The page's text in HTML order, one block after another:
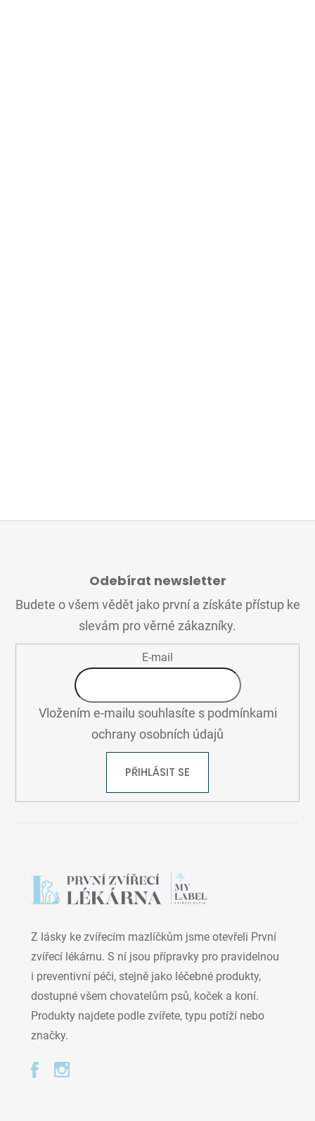
Odebírat newsletter
Budete o všem vědět jako první a získáte přístup ke
slevám pro věrné zákazníky.
E-mail
Vložením e-mailu souhlasíte s podmínkami
ochrany osobních údajů
PŘIHLÁSIT SE
Z lásky ke zvířecím mazlíčkům jsme otevřeli První
zvířecí lékárnu. S ní jsou přípravky pro pravidelnou
i preventivní péči, stejně jako léčebné produkty,
dostupné všem chovatelům psů, koček a koní.
Produkty najdete podle zvířete, typu potíží nebo
značky.